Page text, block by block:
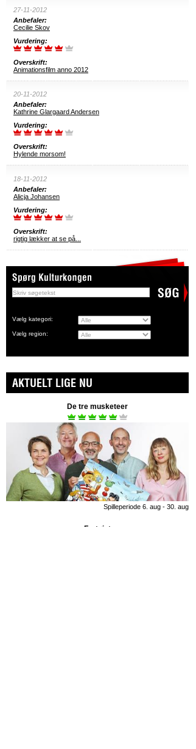
27-11-2012
Anbefaler:
Cecilie Skov
Vurdering:
Overskrift:
Animationsfilm anno 2012
20-11-2012
Anbefaler:
Kathrine Glargaard Andersen
Vurdering:
Overskrift:
Hylende morsom!
18-11-2012
Anbefaler:
Alicja Johansen
Vurdering:
Overskrift:
rigtig lækker at se på...
Vælg kategori:
Vælg region:
AKTUELT LIGE NU
De tre musketeer
Spilleperiode 6. aug - 30. aug
Fyrtøjet